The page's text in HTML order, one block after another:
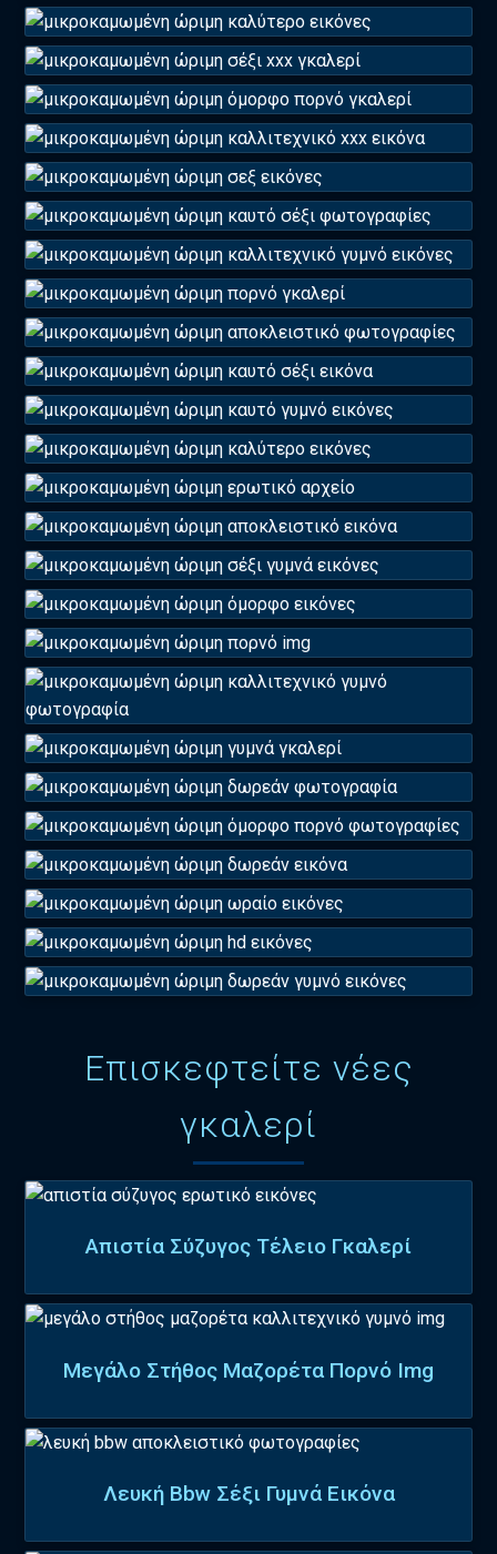
Επισκεφτείτε νέες
γκαλερί
Απιστία Σύζυγος Τέλειο Γκαλερί
Μεγάλο Στήθος Μαζορέτα Πορνό Img
Λευκή Bbw Σέξι Γυμνά Εικόνα